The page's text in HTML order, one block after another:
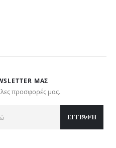
ΜΑΣ
προσφορές μας.